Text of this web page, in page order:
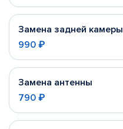
Замена задней камеры
990 ₽
Замена антенны
790 ₽